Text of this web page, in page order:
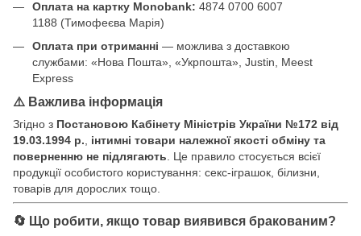
Оплата на картку Monobank: 4874 0700 6007
1188 (Тимофеєва Марія)
Оплата при отриманні — можлива з доставкою
службами: «Нова Пошта», «Укрпошта», Justin, Meest
Express
⚠️ Важлива інформація
Згідно з Постановою Кабінету Міністрів України №172 від
19.03.1994 р., інтимні товари належної якості обміну та
поверненню не підлягають. Це правило стосується всієї
продукції особистого користування: секс-іграшок, білизни,
товарів для дорослих тощо.
🔄 Що робити, якщо товар виявився бракованим?